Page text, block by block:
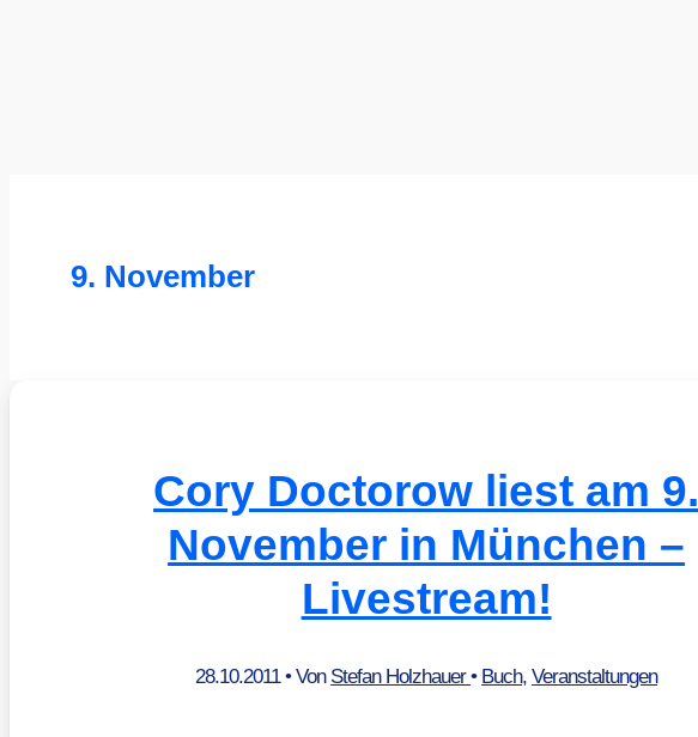
9. November
Cory Doctorow liest am 9.
November in München –
Livestream!
28.10.2011• Von Stefan Holzhauer• Buch,Veranstaltungen